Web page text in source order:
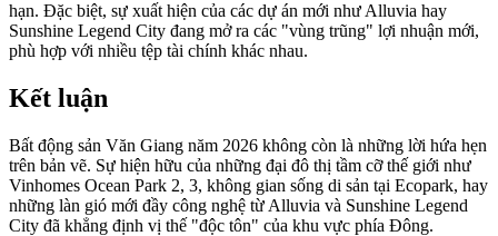
hạn. Đặc biệt, sự xuất hiện của các dự án mới như Alluvia hay
Sunshine Legend City đang mở ra các "vùng trũng" lợi nhuận mới,
phù hợp với nhiều tệp tài chính khác nhau.
Kết luận
Bất động sản Văn Giang năm 2026 không còn là những lời hứa hẹn
trên bản vẽ. Sự hiện hữu của những đại đô thị tầm cỡ thế giới như
Vinhomes Ocean Park 2, 3, không gian sống di sản tại Ecopark, hay
những làn gió mới đầy công nghệ từ Alluvia và Sunshine Legend
City đã khẳng định vị thế "độc tôn" của khu vực phía Đông.